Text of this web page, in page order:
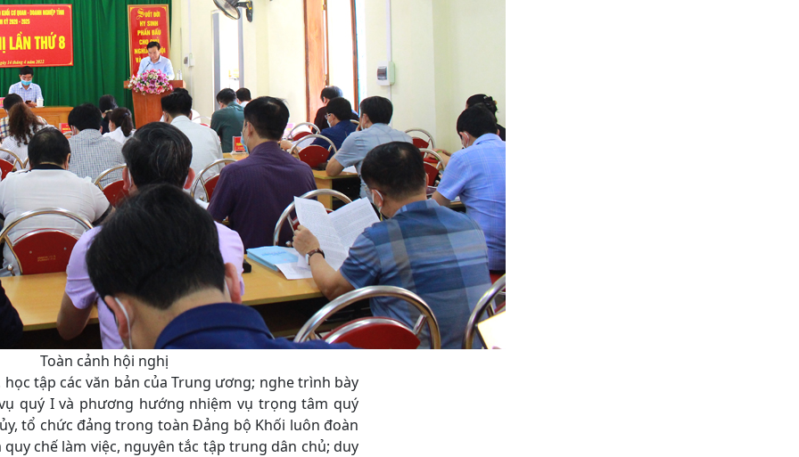
Toàn cảnh hội nghị
tập các văn bản của Trung ương; nghe trình bày
quý I và phương hướng nhiệm vụ trọng tâm quý
tổ chức đảng trong toàn Đảng bộ Khối luôn đoàn
chế làm việc, nguyên tắc tập trung dân chủ; duy